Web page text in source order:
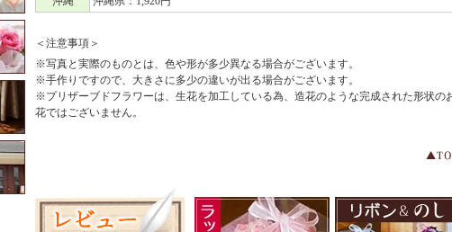
＜注意事項＞
※写真と実際のものとは、色や形が多少異なる場合がございます。
※手作りですので、大きさに多少の違いが出る場合がございます。
※プリザーブドフラワーは、生花を加工している為、造花のような完成された形状の
花ではございません。